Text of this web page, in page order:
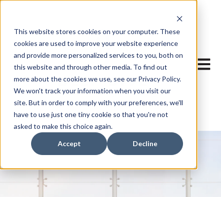
This website stores cookies on your computer. These
cookies are used to improve your website experience
and provide more personalized services to you, both on
this website and through other media. To find out
more about the cookies we use, see our Privacy Policy.
We won't track your information when you visit our
site. But in order to comply with your preferences, we'll
have to use just one tiny cookie so that you're not
asked to make this choice again.
Accept Decline